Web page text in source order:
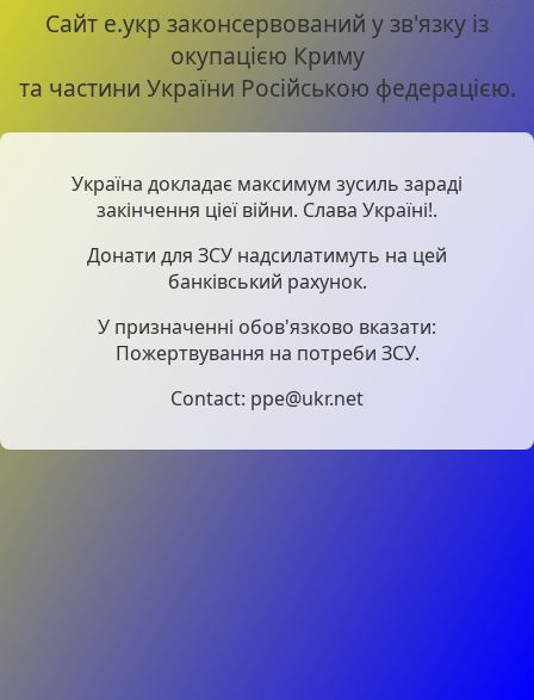
Сайт е.укр законсервований у зв'язку із
окупацією Криму
та частини України Російською федерацією.
Україна докладає максимум зусиль зараді
закінчення ціеї війни. Слава Україні!.
Донати для ЗСУ надсилатимуть на цей
банківський рахунок.
У призначенні обов'язково вказати:
Пожертвування на потреби ЗСУ.
Contact: ppe@ukr.net